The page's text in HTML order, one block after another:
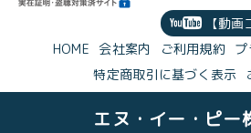
【動画
HOME 会社案内 ご利用規約
特定商取引に基づく表示
エヌ・イー・ピー